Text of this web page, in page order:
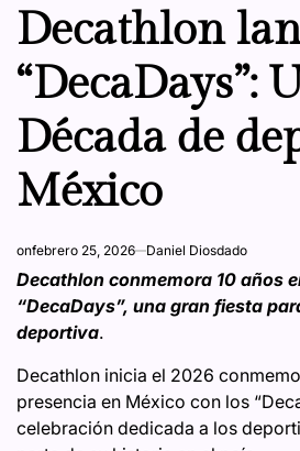
IN
Decathlon
“DecaDays”:
Década de
México
onfebrero 25, 2026 Daniel Diosdado
Decathlon conmemora 10 años
“DecaDays”, una gran fiesta
deportiva.
Decathlon inicia el 2026
presencia en México con los
celebración dedicada a los